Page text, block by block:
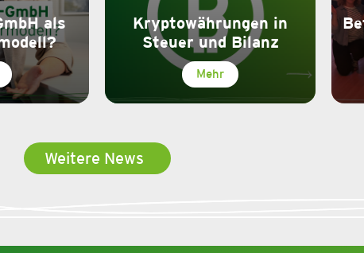
als
Kryptowährungen in
Steuer und Bilanz
Mehr
Weitere News